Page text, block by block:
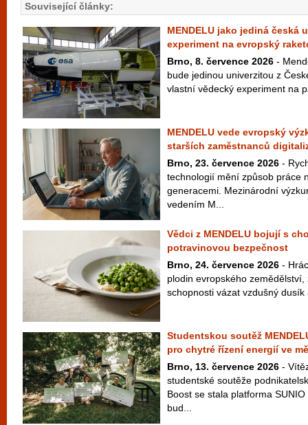
Související články:
MENDELU jako jediná česká
experiment na evropský
Brno, 8. července 2026 -
bude jedinou univerzitou z
vlastní vědecký experiment na
MENDELU vede evropský
starších zaměstnanců
Brno, 23. července 2026 -
technologií mění způsob práce
generacemi. Mezinárodní
vedením M...
Vědci z MENDELU bojují s
potravinovou bezpečnost
Brno, 24. července 2026 -
plodin evropského
schopnosti vázat vzdušný
Studentskou soutěž
pro chytré řízení energií ve
Brno, 13. července 2026 -
studentské soutěže
Boost se stala platforma
bud...